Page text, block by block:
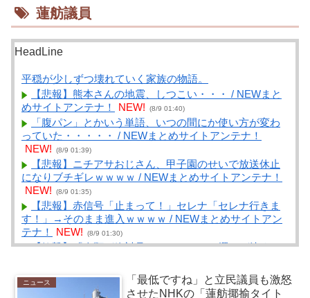
蓮舫議員
HeadLine
平穏が少しずつ壊れていく家族の物語。
【悲報】熊本さんの地震、しつこい・・・ / NEWまと
めサイトアンテナ！
NEW! (8/9 01:40)
「腹パン」とかいう単語、いつの間にか使い方が変わ
っていた・・・・・ / NEWまとめサイトアンテナ！
NEW!
(8/9 01:39)
【悲報】ニチアサおじさん、甲子園のせいで放送休止
になりブチギレｗｗｗｗ / NEWまとめサイトアンテナ！
NEW!
(8/9 01:35)
【悲報】赤信号「止まって！」セレナ「セレナ行きま
す！」→そのまま進入ｗｗｗｗ / NEWまとめサイトアン
テナ！
NEW! (8/9 01:30)
【衝撃】「人類が絶対見るべきアニメ10選」が決まる
【議論】「宇宙の謎」と「死後の世界」って結局どこ
ニュース
「最低ですね」と立民議員も激怒
させたNHKの「蓮舫揶揄タイト